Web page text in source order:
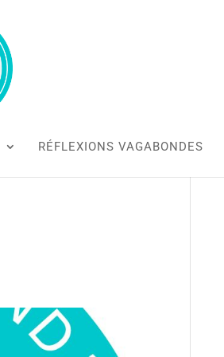
RÉFLEXIONS VAGABONDES